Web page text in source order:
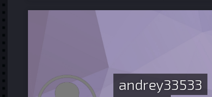
andrey33533